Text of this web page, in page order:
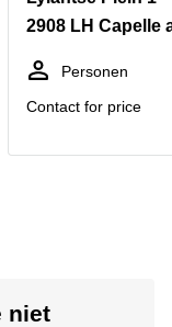
Personen
Contact for price
niet